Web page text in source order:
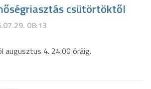
csütörtöktől
08:13
augusztus 4. 24:00 óráig.